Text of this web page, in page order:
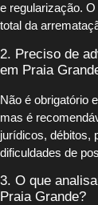
e regularização.
total da
2. Preciso de
em Praia
Não é obrigatório
mas é
jurídicos, débitos,
dificuldades de
3. O que
Praia Grande?